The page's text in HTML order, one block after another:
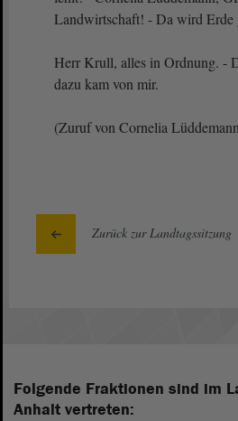
Landwirtschaft! - Da wird Erde
Herr Krull, alles in Ordnung. -
dazu kam von mir.
(Zuruf von Cornelia
Zurück zur Landtagssitzung
Folgende Fraktionen sind im
Anhalt vertreten: